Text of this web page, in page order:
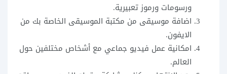
ورسومات ورموز تعبيرية.
اضافة موسيقى من مكتبة الموسيقى الخاصة بك من
الايفون.
امكانية عمل فيديو جماعي مع أشخاص مختلفين حول
العالم.